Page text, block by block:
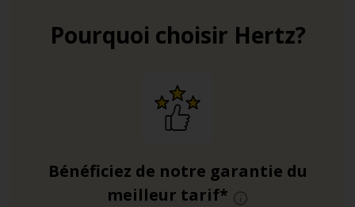
Pourquoi choisir Hertz?
Bénéficiez de notre garantie du
meilleur tarif*